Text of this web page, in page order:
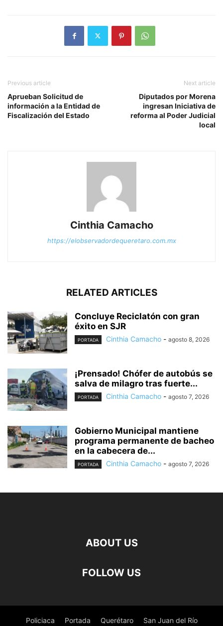
Previous article
Aprueban Solicitud de
información a la Entidad de
Fiscalización del Estado
Next article
Diputados por Morena
ingresan Iniciativa de
reforma al Poder Judicial
local
Cinthia Camacho
https://elobservadordequeretaro.com.mx
RELATED ARTICLES
Concluye Reciclatón con gran
éxito en SJR
PORTADA Cinthia Camacho - agosto 8, 2026
¡Prensado! Chófer de autobús se
salva de milagro tras fuerte...
PORTADA Cinthia Camacho - agosto 7, 2026
Gobierno Municipal mantiene
programa permanente de bacheo
en la cabecera de...
PORTADA Cinthia Camacho - agosto 7, 2026
ABOUT US
FOLLOW US
Policiaca Portada Querétaro San Juan del Río